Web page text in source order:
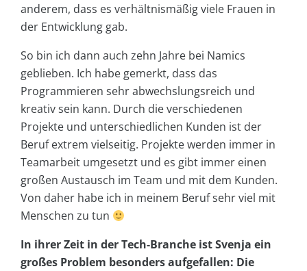
anderem, dass es verhältnismäßig viele Frauen in
der Entwicklung gab.
So bin ich dann auch zehn Jahre bei Namics
geblieben. Ich habe gemerkt, dass das
Programmieren sehr abwechslungsreich und
kreativ sein kann. Durch die verschiedenen
Projekte und unterschiedlichen Kunden ist der
Beruf extrem vielseitig. Projekte werden immer in
Teamarbeit umgesetzt und es gibt immer einen
großen Austausch im Team und mit dem Kunden.
Von daher habe ich in meinem Beruf sehr viel mit
Menschen zu tun
In ihrer Zeit in der Tech-Branche ist Svenja ein
großes Problem besonders aufgefallen: Die